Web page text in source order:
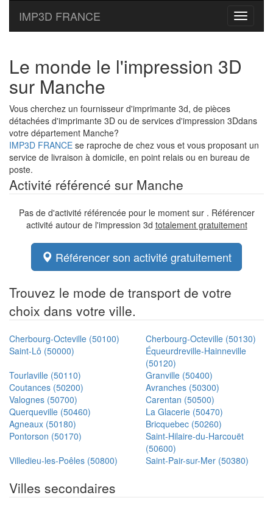
Toggle
IMP3D FRANCE
Le monde le l'impression 3D
sur Manche
Vous cherchez un fournisseur d'imprimante 3d, de pièces
détachées d'imprimante 3D ou de services d'impression 3Ddans
votre département Manche?
IMP3D FRANCE se raproche de chez vous et vous proposant un
service de livraison à domicile, en point relais ou en bureau de
poste.
Activité référencé sur Manche
Pas de d'activité référencée pour le moment sur . Référencer
activité autour de l'impression 3d totalement gratuitement
Référencer son activité gratuitement
Trouvez le mode de transport de votre
choix dans votre ville.
Cherbourg-Octeville (50100)
Cherbourg-Octeville (50130)
Saint-Lô (50000)
Équeurdreville-Hainneville
(50120)
Tourlaville (50110)
Granville (50400)
Coutances (50200)
Avranches (50300)
Valognes (50700)
Carentan (50500)
Querqueville (50460)
La Glacerie (50470)
Agneaux (50180)
Bricquebec (50260)
Pontorson (50170)
Saint-Hilaire-du-Harcouët
(50600)
Villedieu-les-Poêles (50800)
Saint-Pair-sur-Mer (50380)
Villes secondaires